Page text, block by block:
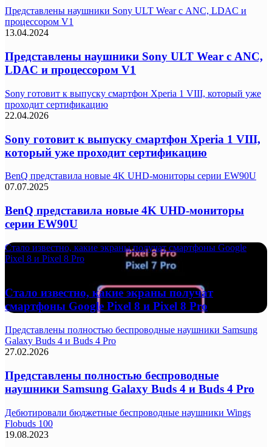
Представлены наушники Sony ULT Wear с ANC, LDAC и
процессором V1
13.04.2024
Представлены наушники Sony ULT Wear с ANC,
LDAC и процессором V1
Sony готовит к выпуску смартфон Xperia 1 VIII, который уже
проходит сертификацию
22.04.2026
Sony готовит к выпуску смартфон Xperia 1 VIII,
который уже проходит сертификацию
BenQ представила новые 4K UHD-мониторы серии EW90U
07.07.2025
BenQ представила новые 4K UHD-мониторы
серии EW90U
Стало известно, какие экраны получат смартфоны Google
Pixel 8 и Pixel 8 Pro
Стало известно, какие экраны получат
смартфоны Google Pixel 8 и Pixel 8 Pro
Представлены полностью беспроводные наушники Samsung
Galaxy Buds 4 и Buds 4 Pro
27.02.2026
Представлены полностью беспроводные
наушники Samsung Galaxy Buds 4 и Buds 4 Pro
Дебютировали бюджетные беспроводные наушники Wings
Flobuds 100
19.08.2023